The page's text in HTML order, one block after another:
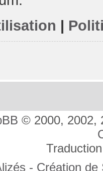
|
© 2000, 2002,
- Création